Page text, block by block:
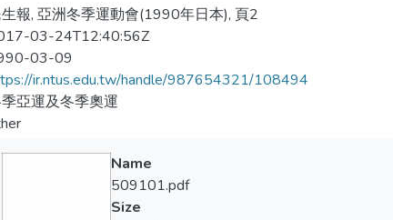
報, 亞洲冬季運動會(1990年日本), 頁2
03-24T12:40:56Z
03-09
ir.ntus.edu.tw/handle/987654321/108494
亞運及冬季奧運
Name
509101.pdf
Size